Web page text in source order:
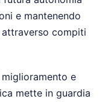
e mantenendo
compiti
e
mette in guardia